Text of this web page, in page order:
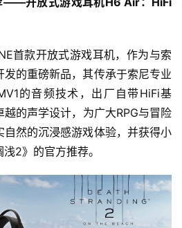
首款开放式游戏耳机，作为与索
的重磅新品，其传承于索尼专业
的音频技术，出厂自带HiFi基
的声学设计，为广大RPG与冒险
自然的沉浸感游戏体验，并获得小
2》的官方推荐。